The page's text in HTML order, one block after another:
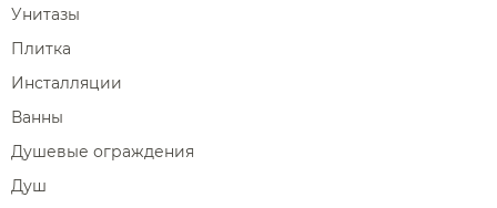
Унитазы
Плитка
Инсталляции
Ванны
Душевые ограждения
Душ